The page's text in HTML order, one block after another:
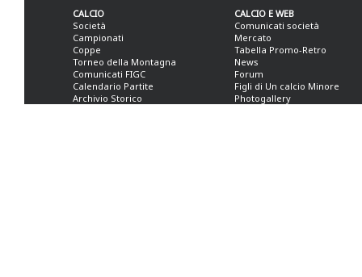
CALCIO
Società
Campionati
Coppe
Torneo della Montagna
Comunicati FIGC
Calendario Partite
Archivio Storico
CALCIO E WEB
Comunicati società
Mercato
Tabella Promo-Retro
News
Forum
Figli di Un calcio Minore
Photogallery